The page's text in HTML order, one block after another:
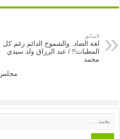
السابق
لغة الضاد..والشموخ الدائم رغم كل
المطبات!! / عبد الرزاق ولد سيدي
محمد
مجلس